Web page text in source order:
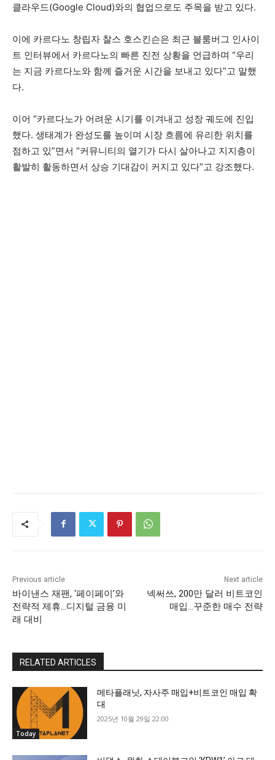
클라우드(Google Cloud)와의 협업으로도 주목을 받고 있다.
이에 카르다노 창립자 찰스 호스킨슨은 최근 블룸버그 인사이
트 인터뷰에서 카르다노의 빠른 진전 상황을 언급하며 “우리
는 지금 카르다노와 함께 즐거운 시간을 보내고 있다”고 말했
다.
이어 “카르다노가 어려운 시기를 이겨내고 성장 궤도에 진입
했다. 생태계가 완성도를 높이며 시장 흐름에 유리한 위치를
점하고 있”면서 “커뮤니티의 열기가 다시 살아나고 지지층이
활발히 활동하면서 상승 기대감이 커지고 있다”고 강조했다.
Previous article
바이낸스 재팬, ‘페이페이’와
전략적 제휴…디지털 금융 미
래 대비
Next article
넥써쓰, 200만 달러 비트코인
매입…꾸준한 매수 전략
RELATED ARTICLES
Today
메타플래닛, 자사주 매입+비트코인 매입 확
대
2025년 10월 29일 22:00